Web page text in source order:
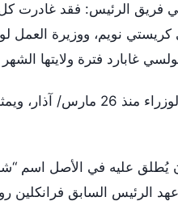
فريق الرئيس: فقد غادرت كل
كريستي نويم، ووزيرة العمل
غابارد فترة ولايتها
هذا هو أول اجتماع لمجلس
يُطلق عليه في الأصل اسم
الرئيس السابق فرانكلين